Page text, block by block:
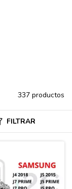
337 productos
FILTRAR